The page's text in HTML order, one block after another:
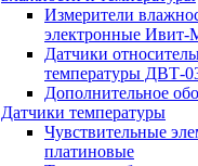
Измерители
электронные Ивит-
Датчики
температуры ДВТ-
Дополнительное
Датчики температуры
Чувствительные
платиновые